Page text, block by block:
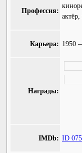
Профессия:
актёр,
Карьера: 1950
Награды:
IMDb: ID